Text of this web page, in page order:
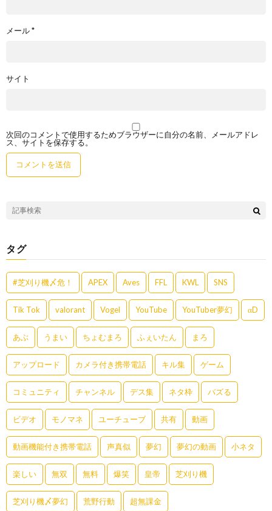
メール*
サイト
次回のコメントで使用するためブラウザーに自分の名前、メールアドレ
ス、サイトを保存する。
タグ
#芝刈り機〆危！ APEX Aves FFL KWL SNS
Tik Tok valorant Vogel YouTube YouTuber夢幻 αD
あぶ うまい ちょむまろ ふぇいたん まろ
アップロード カメラ付き携帯電話 キル集 ゲーム
コミュニティ チャンネル デス集 ネタ枠 バズる
ビデオ モノマネ ユーチューブ 共有 動画
動画機能付き携帯電話 声真似 夢幻 夢幻の動画 小ネタ
楽しい 無双 無料 爆笑 皇帝 芝刈り機
芝刈り機〆夢幻 荒野行動 超無課金